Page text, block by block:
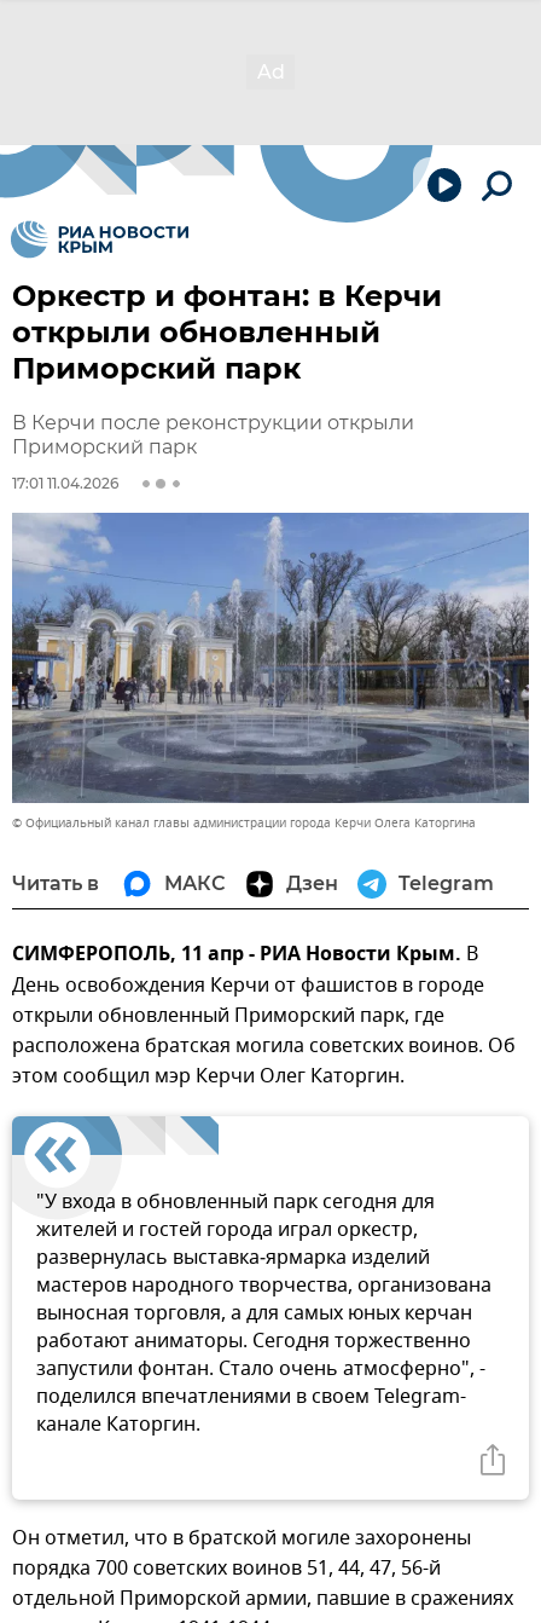
Оркестр и фонтан: в Керчи
открыли обновленный
Приморский парк
В Керчи после реконструкции открыли
Приморский парк
17:01 11.04.2026
© Официальный канал главы администрации города Керчи Олега Каторгина
Читать в МАКС Дзен Telegram
СИМФЕРОПОЛЬ, 11 апр - РИА Новости Крым. В
День освобождения Керчи от фашистов в городе
открыли обновленный Приморский парк, где
расположена братская могила советских воинов. Об
этом сообщил мэр Керчи Олег Каторгин.
"У входа в обновленный парк сегодня для
жителей и гостей города играл оркестр,
развернулась выставка‑ярмарка изделий
мастеров народного творчества, организована
выносная торговля, а для самых юных керчан
работают аниматоры. Сегодня торжественно
запустили фонтан. Стало очень атмосферно", -
поделился впечатлениями в своем Telegram-
канале Каторгин.
Он отметил, что в братской могиле захоронены
порядка 700 советских воинов 51, 44, 47, 56-й
отдельной Приморской армии, павшие в сражениях